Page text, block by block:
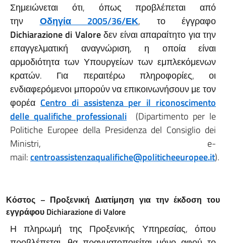
Σημειώνεται ότι, όπως προβλέπεται από
την Οδηγία 2005/36/ΕΚ, το έγγραφο
Dichiarazione di Valoreδεν είναι απαραίτητο για την
επαγγελματική αναγνώριση, η οποία είναι
αρμοδιότητα των Υπουργείων των εμπλεκόμενων
κρατών. Για περαιτέρω πληροφορίες, οι
ενδιαφερόμενοι μπορούν να επικοινωνήσουν με τον
φορέα Centro di assistenza per il riconoscimento
delle qualifiche professionali
(Dipartimento per le
Politiche Europee della Presidenza del Consiglio dei
Ministri, e-
mail:centroassistenzaqualifiche@politicheeuropee.it).
Κόστος – ΠροξενικήΔιατίμηση για την έκδοση του
εγγράφου Dichiarazionedi Valore
Η πληρωμή της Προξενικής Υπηρεσίας, όπου